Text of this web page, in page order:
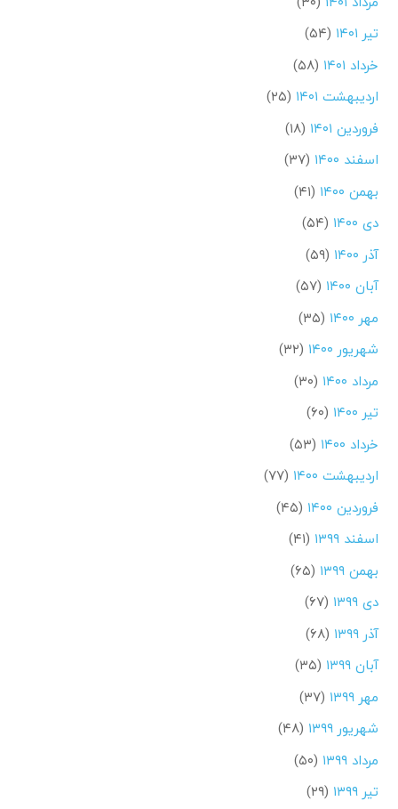
تیر ۱۴۰۱
(۵۴)
خرداد ۱۴۰۱
(۵۸)
اردیبهشت ۱۴۰۱
(۲۵)
فروردین ۱۴۰۱
(۱۸)
اسفند ۱۴۰۰
(۳۷)
بهمن ۱۴۰۰
(۴۱)
دی ۱۴۰۰
(۵۴)
آذر ۱۴۰۰
(۵۹)
آبان ۱۴۰۰
(۵۷)
مهر ۱۴۰۰
(۳۵)
شهریور ۱۴۰۰
(۳۲)
مرداد ۱۴۰۰
(۳۰)
تیر ۱۴۰۰
(۶۰)
خرداد ۱۴۰۰
(۵۳)
اردیبهشت ۱۴۰۰
(۷۷)
فروردین ۱۴۰۰
(۴۵)
اسفند ۱۳۹۹
(۴۱)
بهمن ۱۳۹۹
(۶۵)
دی ۱۳۹۹
(۶۷)
آذر ۱۳۹۹
(۶۸)
آبان ۱۳۹۹
(۳۵)
مهر ۱۳۹۹
(۳۷)
شهریور ۱۳۹۹
(۴۸)
مرداد ۱۳۹۹
(۵۰)
تیر ۱۳۹۹
(۲۹)